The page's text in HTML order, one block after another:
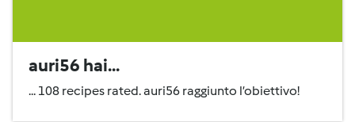
auri56 hai...
... 108 recipes rated. auri56 raggiunto l’obiettivo!